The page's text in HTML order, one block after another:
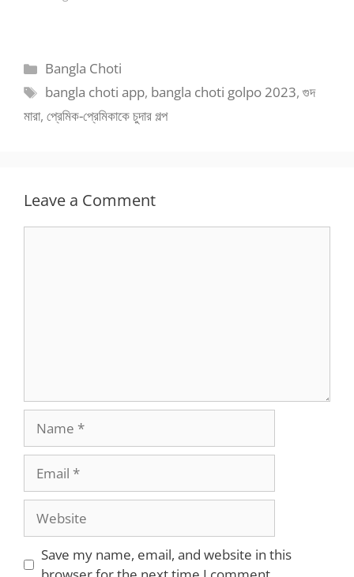
Categories
Bangla Choti
Tags
bangla choti app, bangla choti golpo 2023,গুদ
মারা, প্রেমিক-প্রেমিকাকে চুদার গল্প
Leave a Comment
Website
Save my name, email, and website in this